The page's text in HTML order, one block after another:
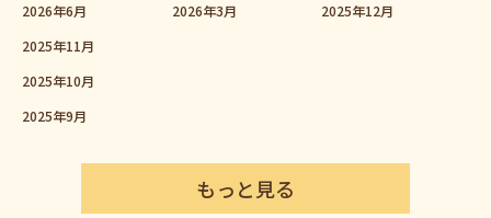
2026年6月
2026年3月
2025年12月
2025年11月
2025年10月
2025年9月
もっと見る